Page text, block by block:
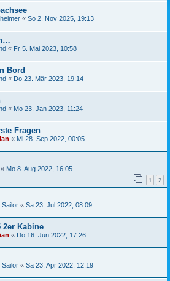
« So 2. Nov 2025, 19:13
« Fr 5. Mai 2023, 10:58
Bord
« Do 23. Mär 2023, 19:14
« Mo 23. Jan 2023, 11:24
Fragen
« Mi 28. Sep 2022, 00:05
« Mo 8. Aug 2022, 16:05
1 2
Sailor « Sa 23. Jul 2022, 08:09
2er Kabine
« Do 16. Jun 2022, 17:26
Sailor « Sa 23. Apr 2022, 12:19